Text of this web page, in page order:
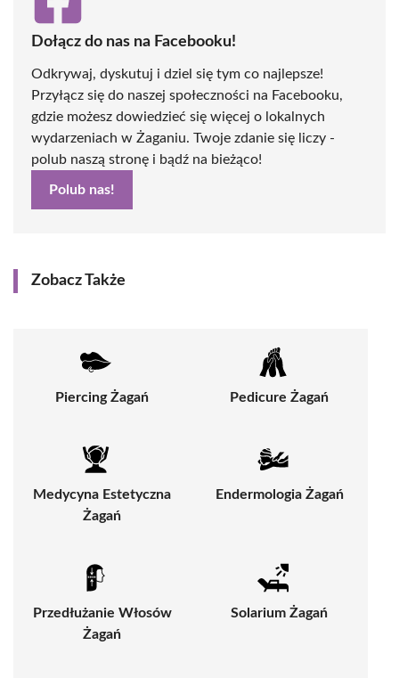
Dołącz do nas na Facebooku!
Odkrywaj, dyskutuj i dziel się tym co najlepsze!
Przyłącz się do naszej społeczności na Facebooku,
gdzie możesz dowiedzieć się więcej o lokalnych
wydarzeniach w Żaganiu. Twoje zdanie się liczy -
polub naszą stronę i bądź na bieżąco!
Polub nas!
Zobacz Także
Piercing Żagań Pedicure Żagań
Medycyna Estetyczna
Żagań
Endermologia Żagań
Przedłużanie Włosów
Żagań
Solarium Żagań